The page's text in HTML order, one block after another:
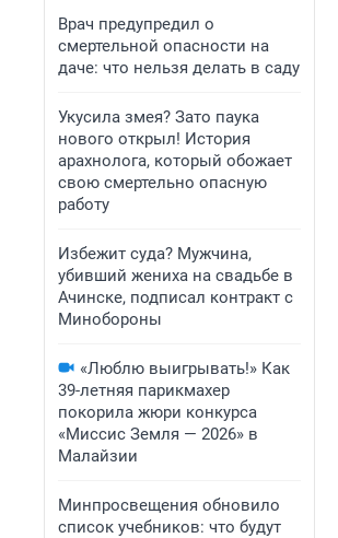
Врач предупредил о
смертельной опасности на
даче: что нельзя делать в саду
Укусила змея? Зато паука
нового открыл! История
арахнолога, который обожает
свою смертельно опасную
работу
Избежит суда? Мужчина,
убивший жениха на свадьбе в
Ачинске, подписал контракт с
Минобороны
«Люблю выигрывать!» Как
39-летняя парикмахер
покорила жюри конкурса
«Миссис Земля — 2026» в
Малайзии
Минпросвещения обновило
список учебников: что будут